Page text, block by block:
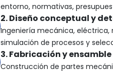
entorno, normativas,
2. Diseño conceptual y
Ingeniería mecánica, eléctrica,
simulación de procesos y
3. Fabricación y ensamble
Construcción de partes